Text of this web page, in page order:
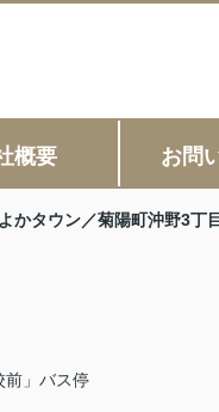
概要 お問
よかタウン／菊陽町沖野3丁
前」バス停